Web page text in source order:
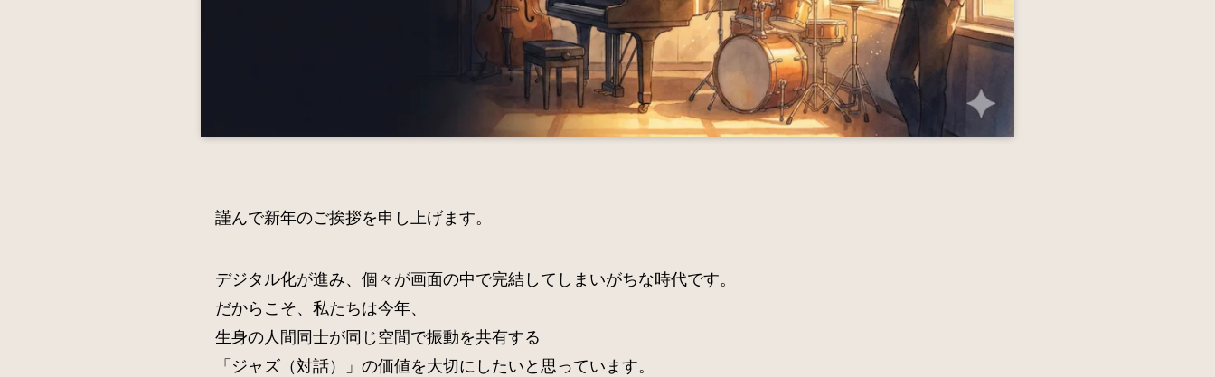
謹んで新年のご挨拶を申し上げます。
デジタル化が進み、個々が画面の中で完結してしまいがちな時代です。
だからこそ、私たちは今年、
生身の人間同士が同じ空間で振動を共有する
「ジャズ（対話）」の価値を大切にしたいと思っています。